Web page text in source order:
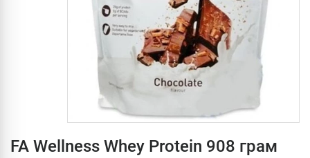
FA Wellness Whey Protein 908 грам